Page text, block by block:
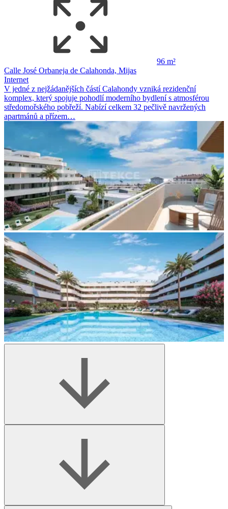
96 m²
Calle José Orbaneja de Calahonda, Mijas
Internet
V jedné z nejžádanějších částí Calahondy vzniká rezidenční
komplex, který spojuje pohodlí moderního bydlení s atmosférou
středomořského pobřeží. Nabízí celkem 32 pečlivě navržených
apartmánů a přízem…